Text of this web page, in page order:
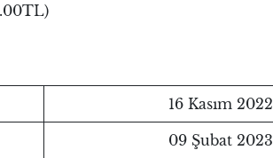
16 Kasım 2022
09 Şubat 2023